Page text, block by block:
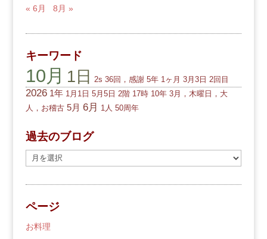
« 6月 8月 »
キーワード
10月 1日 2s 36回，感謝 5年 1ヶ月 3月3日 2回目
2026 1年 1月1日 5月5日 2階 17時 10年 3月，木曜日，大
人，お稽古 5月 6月 1人 50周年
過去のブログ
去
の
ロ
グ
ページ
お料理